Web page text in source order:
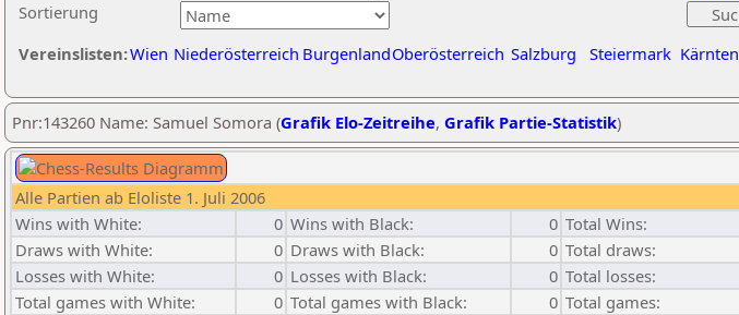
Sortierung
Vereinslisten:Wien Niederösterreich BurgenlandOberösterreich Salzburg Steiermark Kärnten
Pnr:143260 Name: Samuel Somora (Grafik Elo-Zeitreihe, Grafik Partie-Statistik)
Alle Partien ab Eloliste 1. Juli 2006
Wins with White:
0 Wins with Black: 0 Total Wins:
Draws with White:
0 Draws with Black: 0 Total draws:
Losses with White:
0 Losses with Black: 0 Total losses:
Total games with White:
0 Total games with Black: 0 Total games: